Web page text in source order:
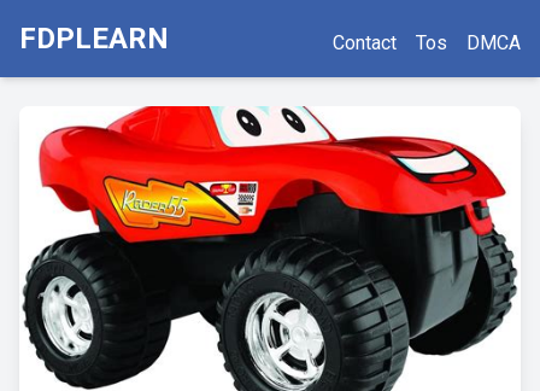
FDPLEARN Contact Tos DMCA